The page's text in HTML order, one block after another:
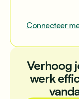
Connecteer
Verhoog
werk